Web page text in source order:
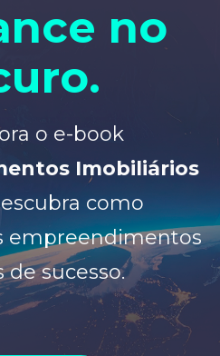
no
o e-book
Imobiliários
como
empreendimentos
de sucesso.